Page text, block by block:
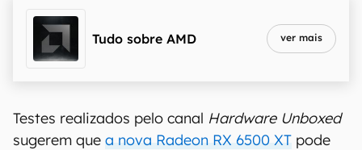
Tudo sobre AMD ver mais
Testes realizados pelo canal Hardware Unboxed
sugerem que a nova Radeon RX 6500 XT pode